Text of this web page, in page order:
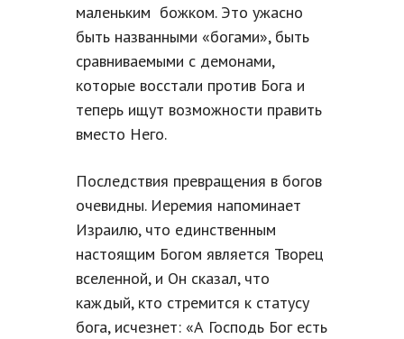
маленьким божком. Это ужасно
быть названными «богами», быть
сравниваемыми с демонами,
которые восстали против Бога и
теперь ищут возможности править
вместо Него.
Последствия превращения в богов
очевидны. Иеремия напоминает
Израилю, что единственным
настоящим Богом является Творец
вселенной, и Он сказал, что
каждый, кто стремится к статусу
бога, исчезнет: «А Господь Бог есть